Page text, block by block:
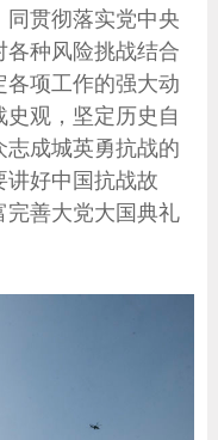
同贯彻落实党中央
种风险挑战结合
项工作的强大动
观，坚定历史自
成城英勇抗战的
讲好中国抗战故
完善大党大国典礼